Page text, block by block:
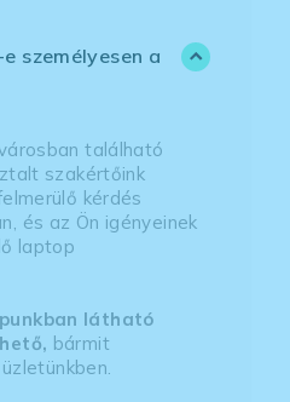
személyesen a
található
szakértőink
kérdés
és az Ön igényeinek
laptop
látható
bármit